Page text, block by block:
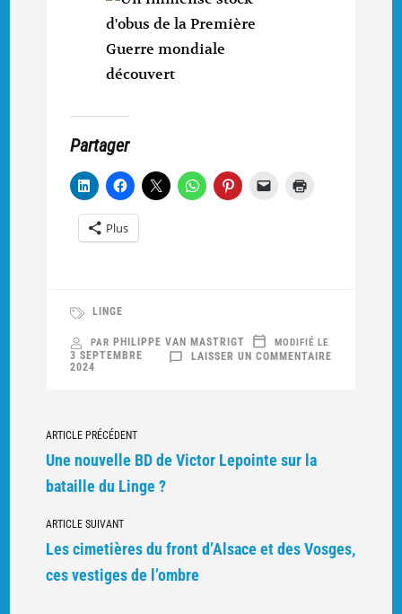
Partager
Plus
LINGE
PAR PHILIPPE VAN MASTRIGT
LAISSER UN COMMENTAIRESUR
IMMENSE
MODIFIÉ LE
3 SEPTEMBRE
2024
Navigation
vers
d'autres
ARTICLE PRÉCÉDENT
Une nouvelle BD de Victor Lepointe sur la
bataille du Linge ?
ARTICLE SUIVANT
Les cimetières du front d’Alsace et des Vosges,
ces vestiges de l’ombre